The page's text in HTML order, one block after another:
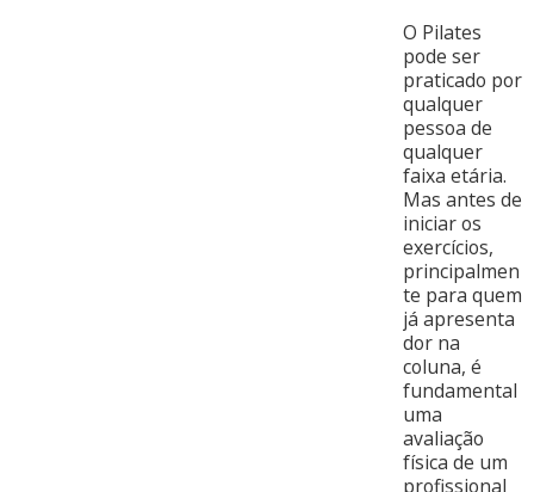
O Pilates
pode ser
praticado por
qualquer
pessoa de
qualquer
faixa etária.
Mas antes de
iniciar os
exercícios,
principalmen
te para quem
já apresenta
dor na
coluna, é
fundamental
uma
avaliação
física de um
profissional